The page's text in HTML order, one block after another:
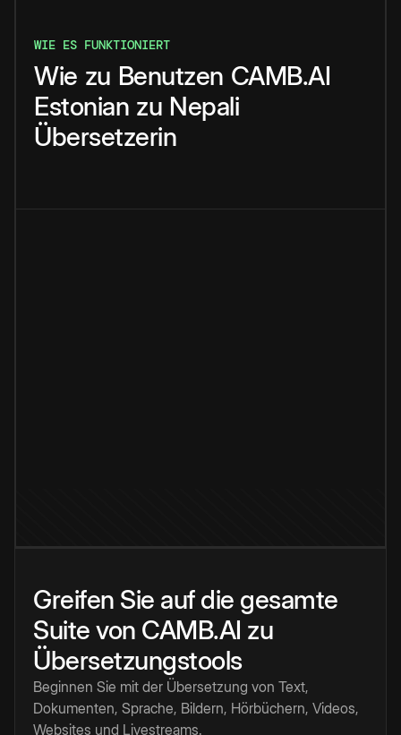
WIE ES FUNKTIONIERT
Wie zu Benutzen CAMB.AI
Estonian zu Nepali
Übersetzerin
Greifen Sie auf die gesamte
Suite von CAMB.AI zu
Übersetzungstools
Beginnen Sie mit der Übersetzung von Text,
Dokumenten, Sprache, Bildern, Hörbüchern, Videos,
Websites und Livestreams.